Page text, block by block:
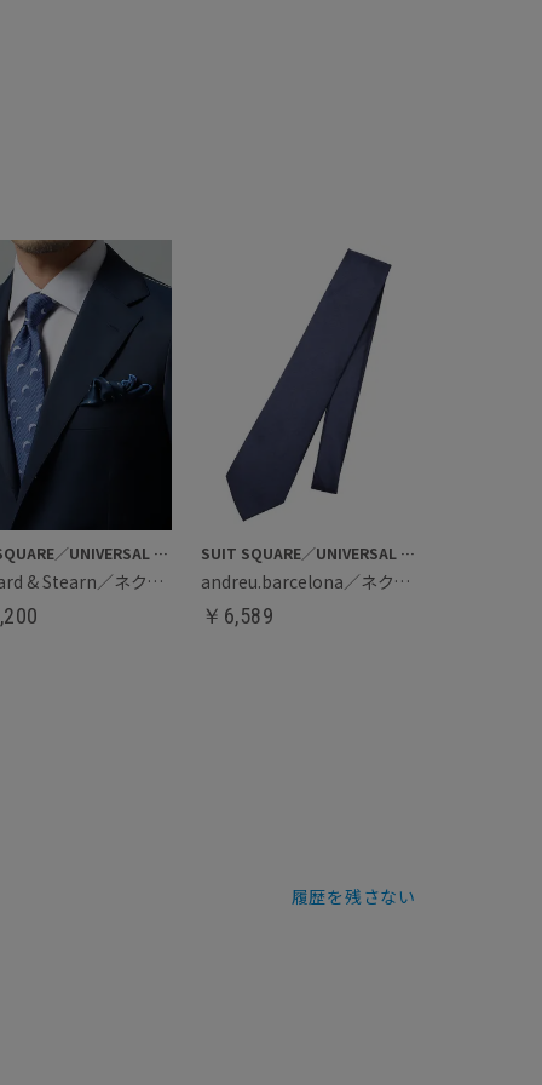
SUIT SQUARE／UNIVERSAL LANGUAGE
Seaward & Stearn／ネクタイ
SUIT SQUARE／UNIVERSAL LANGUAGE
andreu.barcelona／ネクタイ
￥ 6,589
履歴を残さない